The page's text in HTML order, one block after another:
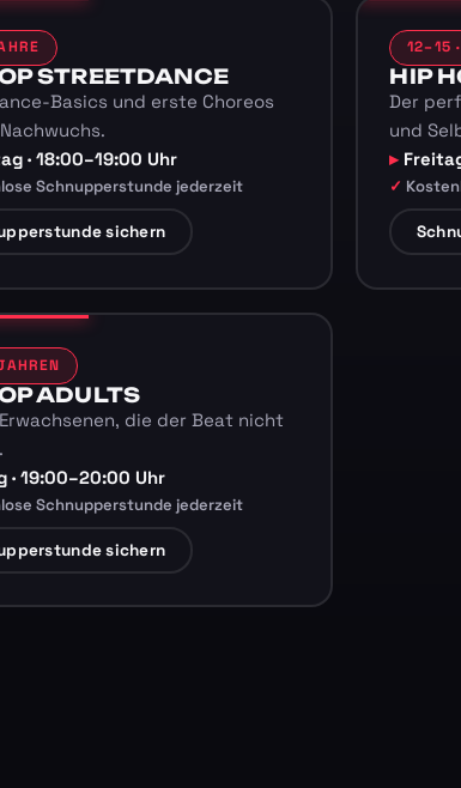
STREETDANCE
Basics und erste Choreos
· 18:00–19:00 Uhr
Schnupperstunde jederzeit
sichern
12–15
HIP
Der
und
ADULTS
die der Beat nicht
· 19:00–20:00 Uhr
Schnupperstunde jederzeit
sichern